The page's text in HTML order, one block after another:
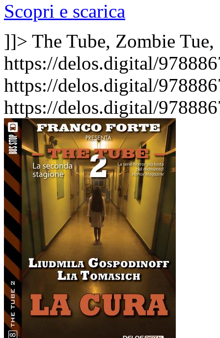
Scopri e scarica
]]> The Tube, Zombie
https://delos.digital/
https://delos.digital/
https://delos.digital/